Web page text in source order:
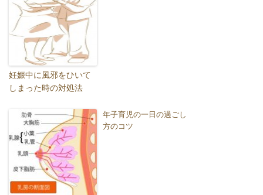
妊娠中に風邪をひいて
しまった時の対処法
年子育児の一日の過ごし
方のコツ